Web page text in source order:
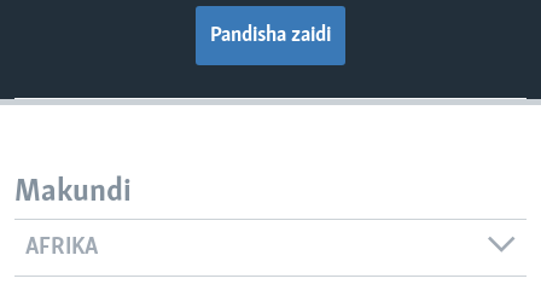
Pandisha zaidi
Makundi
AFRIKA